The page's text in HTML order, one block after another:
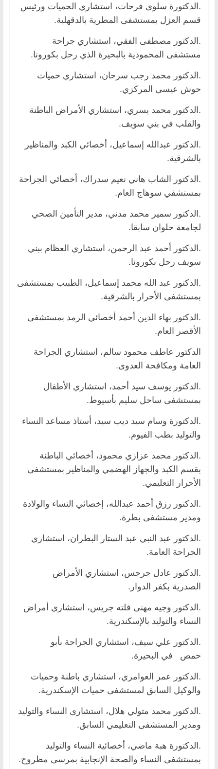
.الدكتورة سلوى فرحات، استشاري الحميات ورئيس
قسم العزل بمستشفى المطرية بالدقهلية.
.الدكتور مصطفى الفقي، استشاري جراحة
مستشفى المحمودية بالبحيرة الذي رحل بكورونا.
.الدكتور محمد رجب سرحان، استشاري حميات
حوش عيسى المركزي.
.الدكتور محمد يسري، استشاري الأمراض الباطنة
والقلب في بني سويف.
.الدكتور عبدالله إسماعيل، أخصائي الكبد والمناظير
بالشرقية.
.الدكتور الشاب هاني نعيم سدراك، أخصائي الجراحة
بمستشفي سوهاج العام.
.الدكتور سمير محمد مدني، مدير التأمين الصحي
لجامعة حلوان سابقا.
.الدكتور أحمد عبد الرحمن، استشاري العظام ببني
سويف رحل بكورونا.
.الدكتور عبد الله محمد إسماعيل، الطبيب بمستشفى
بمستشفى الأحرار بالشرقية.
.الدكتور بهاء الدين أحمد أخصائي الرمد بمستشفى
الأقصر العام.
الدكتور عاطف محمود سالم، استشاري الجراحة
العامة ومكافحة العدوى.
.الدكتور يوسف سيد أحمد، استشاري الأطفال
بمستشفى ساحل سليم بأسيوط.
.الدكتورة وسام سيد ديب سيد، أستاذ مساعد النساء
والتوليد بطب الفيوم.
.الدكتور محمد عزازي محمود، أخصائي الباطنة
بقسم الكبد والجهاز الهضمي والمناظير بمستشفى
الأحرار التعليمي.
.الدكتور رزق أحمد عبدالله، إخصائي النساء والولادة
ومدير مستشفى بطرة.
.الدكتور عبد النبي عبد الستار البطران، استشاري
الجراحة العامة.
.الدكتور عادل جرجس، استشاري الأمراض
الصدرية بكفر الدوار.
.الدكتور وجيه مهنى قلته جريس، استشاري أمراض
النساء والتوليد بالإسكندرية.
.الدكتور علي سيف، استشاري الجراحة بأبو
حمص في البحيرة.
.الدكتور عمر العوامري، استشاري باطنة وحميات
والوكيل السابق لمستشفى حميات الإسكندرية.
.الدكتور محمد متولي هلال، استشارى النساء والتوليد
ومدير المستشفى التعليمي السابق.
.الدكتورة هبة ماضي، أخصائية النساء والتوليد
بمستشفى النساء والصحة الإنجابية بمرسى مطروح.